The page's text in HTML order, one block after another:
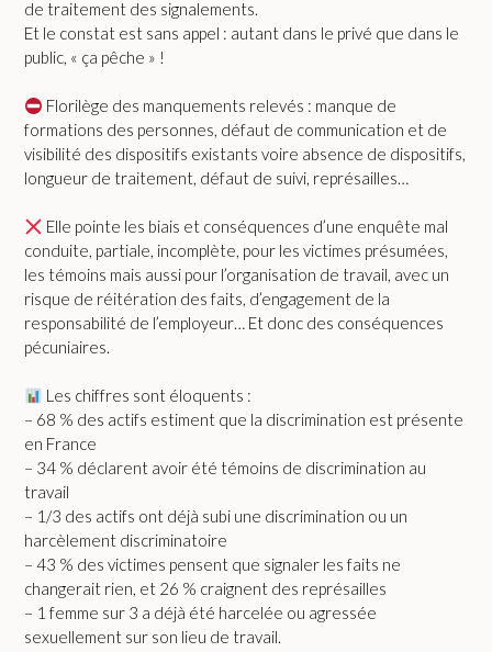
de traitement des signalements.
Et le constat est sans appel : autant dans le privé que dans le
public, « ça pêche » !
Florilège des manquements relevés : manque de
formations des personnes, défaut de communication et de
visibilité des dispositifs existants voire absence de dispositifs,
longueur de traitement, défaut de suivi, représailles…
Elle pointe les biais et conséquences d’une enquête mal
conduite, partiale, incomplète, pour les victimes présumées,
les témoins mais aussi pour l’organisation de travail, avec un
risque de réitération des faits, d’engagement de la
responsabilité de l’employeur… Et donc des conséquences
pécuniaires.
Les chiffres sont éloquents :
– 68 % des actifs estiment que la discrimination est présente
en France
– 34 % déclarent avoir été témoins de discrimination au
travail
– 1/3 des actifs ont déjà subi une discrimination ou un
harcèlement discriminatoire
– 43 % des victimes pensent que signaler les faits ne
changerait rien, et 26 % craignent des représailles
– 1 femme sur 3 a déjà été harcelée ou agressée
sexuellement sur son lieu de travail.